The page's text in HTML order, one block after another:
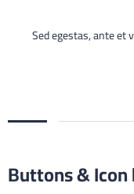
Sed egestas, ante et
Buttons &